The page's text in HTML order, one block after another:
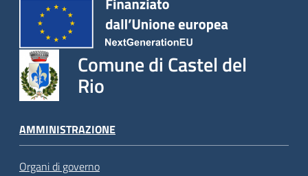
Comune di Castel del
Rio
AMMINISTRAZIONE
Organi di governo